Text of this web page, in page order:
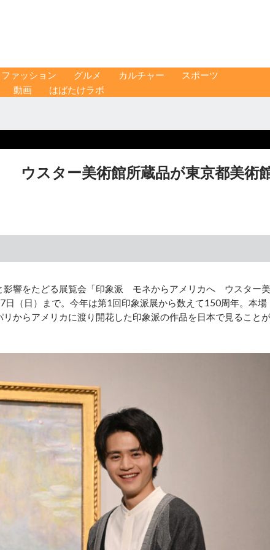
ファッション グルメ カルチャー
スポーツ
動画 はばたけラボ
ウスター美術館所蔵品が東京都美術
影響をたどる展覧会「印象派 モネからアメリカへ ウスター美
（日）まで。今年は第1回印象派展から数えて150周年。本場
からアメリカに渡り開花した印象派の作品を日本で見ることが